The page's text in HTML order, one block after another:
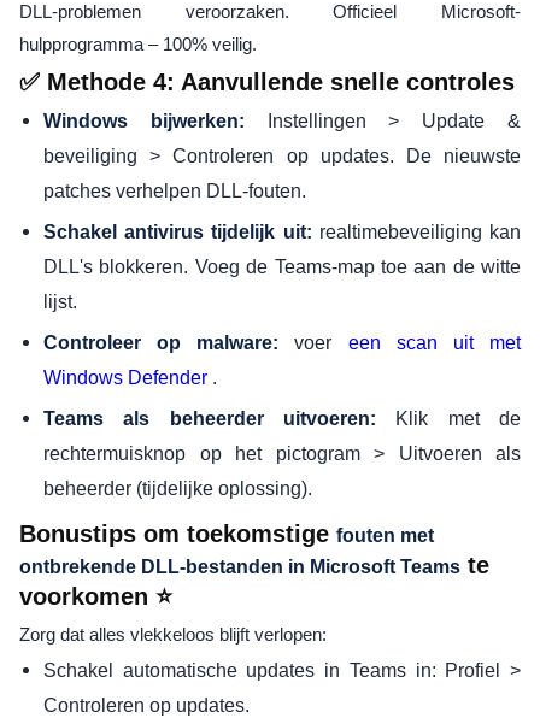
DLL-problemen veroorzaken. Officieel Microsoft-
hulpprogramma – 100% veilig.
✅ Methode 4: Aanvullende snelle controles
Windows bijwerken: Instellingen > Update &
beveiliging > Controleren op updates. De nieuwste
patches verhelpen DLL-fouten.
Schakel antivirus tijdelijk uit: realtimebeveiliging kan
DLL's blokkeren. Voeg de Teams-map toe aan de witte
lijst.
Controleer op malware: voer een scan uit met
Windows Defender .
Teams als beheerder uitvoeren: Klik met de
rechtermuisknop op het pictogram > Uitvoeren als
beheerder (tijdelijke oplossing).
Bonustips om toekomstige fouten met
ontbrekende DLL-bestanden in Microsoft Teams te
voorkomen ⭐
Zorg dat alles vlekkeloos blijft verlopen:
Schakel automatische updates in Teams in: Profiel >
Controleren op updates.